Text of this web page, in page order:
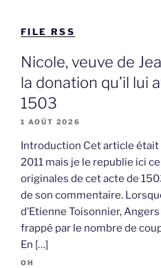
FILE RSS
Nicole, veuve de
la donation qu’il lui
1503
1 AOÛT 2026
Introduction Cet article était
2011 mais je le republie ici
originales de cet acte de
de son commentaire.
d’Etienne Toisonnier,
frappé par le nombre de
En […]
OH